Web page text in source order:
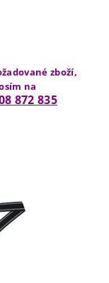
zboží,
na
872 835